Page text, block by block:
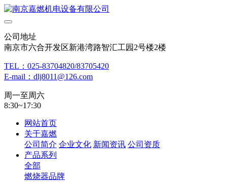
公司地址
南京市六合开发区新港湾路智汇工园2号楼2楼
TEL：025-83704820/83705420
E-mail：dlj8011@126.com
周一至周六
8:30~17:30
网站首页
关于嘉燃
公司简介 企业文化 新闻资讯 公司资质
产品系列
全部
燃烧器品牌